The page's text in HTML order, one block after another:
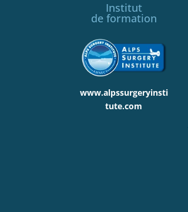
Institut
de formation
www.alpssurgeryinsti
tute.com